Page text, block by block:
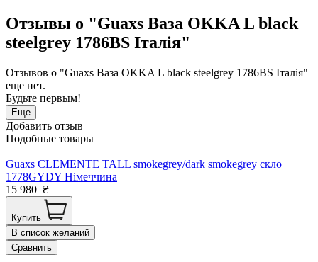
Отзывы о "Guaxs Ваза OKKA L black
steelgrey 1786BS Італія"
Отзывов о "Guaxs Ваза OKKA L black steelgrey 1786BS Італія"
еще нет.
Будьте первым!
Еще
Добавить отзыв
Подобные товары
Guaxs CLEMENTE TALL smokegrey/dark smokegrey скло
1778GYDY Німеччина
15 980 ₴
Купить
В список желаний
Сравнить